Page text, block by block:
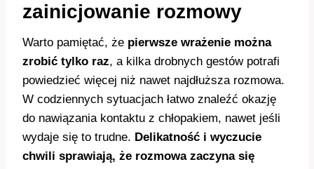
zainicjowanie rozmowy
Warto pamiętać, że pierwsze wrażenie można
zrobić tylko raz, a kilka drobnych gestów potrafi
powiedzieć więcej niż nawet najdłuższa rozmowa.
W codziennych sytuacjach łatwo znaleźć okazję
do nawiązania kontaktu z chłopakiem, nawet jeśli
wydaje się to trudne. Delikatność i wyczucie
chwili sprawiają, że rozmowa zaczyna się